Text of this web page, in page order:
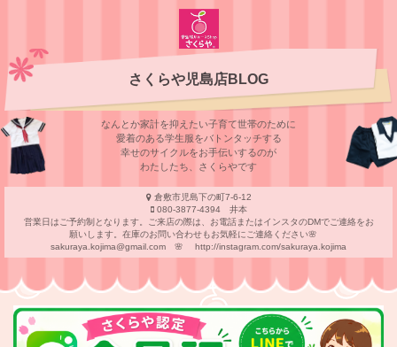
さくらや児島店BLOG
なんとか家計を抑えたい子育て世帯のために
愛着のある学⽣服をバトンタッチする
幸せのサイクルをお⼿伝いするのが
わたしたち、さくらやです
倉敷市児島下の町7-6-12
080-3877-4394 井本
営業日はご予約制となります。ご来店の際は、お電話またはインスタのDMでご連絡をお
願いします。在庫のお問い合わせもお気軽にご連絡ください🌸
sakuraya.kojima@gmail.com 🌸 http://instagram.com/sakuraya.kojima